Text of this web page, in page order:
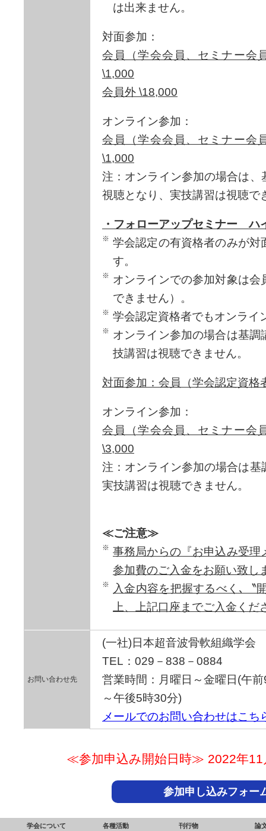
は出来ません。
対面参加：
会員（学会会員、セミナ
\1,000
会員外 \18,000
オンライン参加：
会員（学会会員、セミナ
\1,000
注：オンライン参加の場合は
視聴となり、実技講習は視聴で
・フォローアップセミナー ハ
学会認定の有資格者のみが
す。
オンラインでの参加対象は
できません）。
学会認定資格者でもオンライ
オンライン参加の場合は基
技講習は視聴できません。
対面参加：会員（学会認定資格
オンライン参加：
会員（学会会員、セミナ
\3,000
注：オンライン参加の場合は
実技講習は視聴できません。
≪ご注意≫
事務局からの『お申込み受
参加費のご入金をお願い致し
入金内容を把握するべく､〝
上、上記口座までご入金くだ
お問い合わせ先
(一社)日本超音波骨軟組織学会
TEL：029－838－0884
営業時間：月曜日～金曜日(午
～午後5時30分)
メールでのお問い合わせはこち
≪参加申込み開始日時≫ 2022年11
参加申し込みフォー
学会について
各種活動
刊行物
論